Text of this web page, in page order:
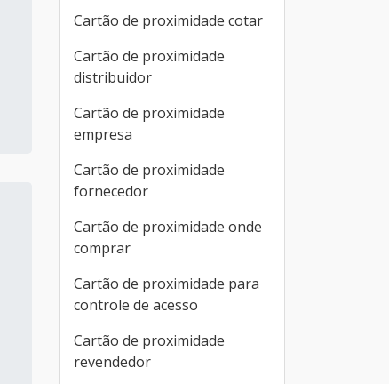
Cartão de proximidade cotar
Cartão de proximidade
distribuidor
Cartão de proximidade
empresa
Cartão de proximidade
fornecedor
Cartão de proximidade onde
comprar
Cartão de proximidade para
controle de acesso
Cartão de proximidade
revendedor